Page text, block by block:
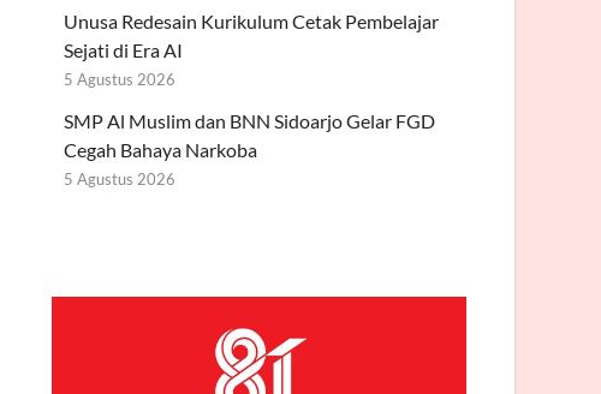
Unusa Redesain Kurikulum Cetak Pembelajar
Sejati di Era AI
5 Agustus 2026
SMP Al Muslim dan BNN Sidoarjo Gelar FGD
Cegah Bahaya Narkoba
5 Agustus 2026